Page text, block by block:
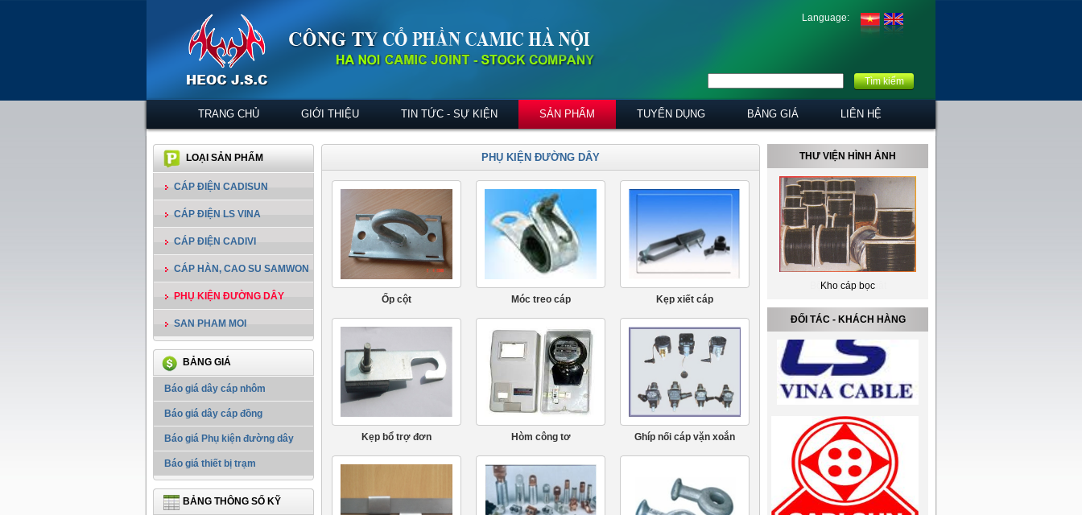
Language:
Tìm kiếm
TRANG CHỦ GIỚI THIỆU TIN TỨC - SỰ KIỆN SẢN PHẨM TUYỂN DỤNG BẢNG GIÁ LIÊN HỆ
LOẠI SẢN PHẨM
CÁP ĐIỆN CADISUN
CÁP ĐIỆN LS VINA
CÁP ĐIỆN CADIVI
CÁP HÀN, CAO SU SAMWON
PHỤ KIỆN ĐƯỜNG DÂY
SAN PHAM MOI
BẢNG GIÁ
Báo giá dây cáp nhôm
Báo giá dây cáp đồng
Báo giá Phụ kiện đường dây
Báo giá thiết bị trạm
BẢNG THÔNG SỐ KỸ
PHỤ KIỆN ĐƯỜNG DÂY
Ốp cột Móc treo cáp Kẹp xiết cáp
Kẹp bổ trợ đơn Hòm công tơ Ghíp nối cáp vặn xoắn
THƯ VIỆN HÌNH ẢNH
Kho cáp bọc
ĐỐI TÁC - KHÁCH HÀNG